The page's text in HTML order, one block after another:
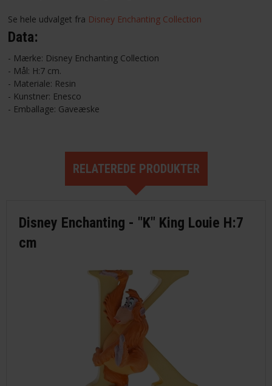
Se hele udvalget fra Disney Enchanting Collection
Data:
- Mærke: Disney Enchanting Collection
- Mål: H:7 cm.
- Materiale: Resin
- Kunstner: Enesco
- Emballage: Gaveæske
RELATEREDE PRODUKTER
Disney Enchanting - "K" King Louie H:7
cm